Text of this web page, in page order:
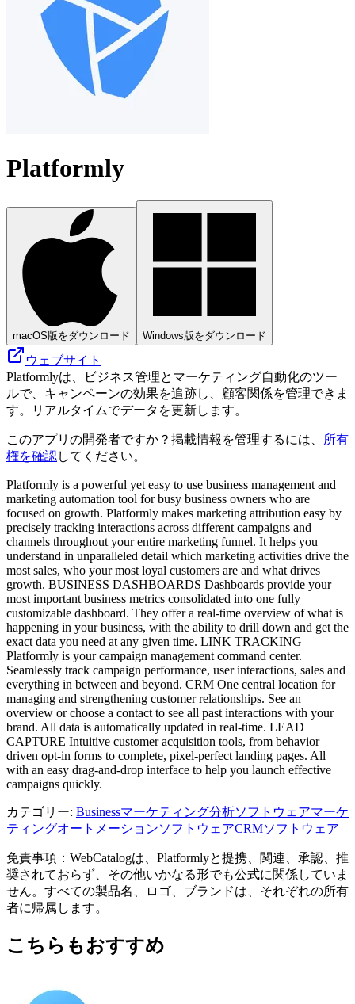
Platformly
macOS版をダウンロード Windows版をダウンロード
ウェブサイト
Platformlyは、ビジネス管理とマーケティング自動化のツー
ルで、キャンペーンの効果を追跡し、顧客関係を管理できま
す。リアルタイムでデータを更新します。
このアプリの開発者ですか？掲載情報を管理するには、
所有
権を確認してください。
Platformly is a powerful yet easy to use business management and
marketing automation tool for busy business owners who are
focused on growth. Platformly makes marketing attribution easy by
precisely tracking interactions across different campaigns and
channels throughout your entire marketing funnel. It helps you
understand in unparalleled detail which marketing activities drive the
most sales, who your most loyal customers are and what drives
growth. BUSINESS DASHBOARDS Dashboards provide your
most important business metrics consolidated into one fully
customizable dashboard. They offer a real-time overview of what is
happening in your business, with the ability to drill down and get the
exact data you need at any given time. LINK TRACKING
Platformly is your campaign management command center.
Seamlessly track campaign performance, user interactions, sales and
everything in between and beyond. CRM One central location for
managing and strengthening customer relationships. See an
overview or choose a contact to see all past interactions with your
brand. All data is automatically updated in real-time. LEAD
CAPTURE Intuitive customer acquisition tools, from behavior
driven opt-in forms to complete, pixel-perfect landing pages. All
with an easy drag-and-drop interface to help you launch effective
campaigns quickly.
カテゴリー: Businessマーケティング分析ソフトウェアマーケ
ティングオートメーションソフトウェアCRMソフトウェア
免責事項：WebCatalogは、Platformlyと提携、関連、承認、推
奨されておらず、その他いかなる形でも公式に関係していま
せん。すべての製品名、ロゴ、ブランドは、それぞれの所有
者に帰属します。
こちらもおすすめ